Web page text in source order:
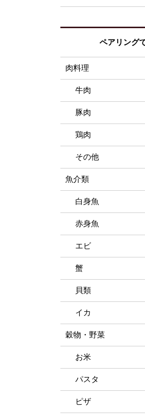
ペアリング
肉料理
牛肉
豚肉
鶏肉
その他
魚介類
白身魚
赤身魚
エビ
蟹
貝類
イカ
穀物・野菜
お米
パスタ
ピザ